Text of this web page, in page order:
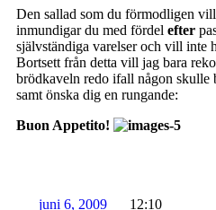
Den sallad som du förmodligen
inmundigar du med fördel efter
självständiga varelser och vill inte
Bortsett från detta vill jag bara
brödkaveln redo ifall någon skulle
samt önska dig en rungande:
Buon Appetito!
juni 6, 2009 12:10